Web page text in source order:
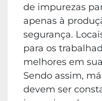
de impurezas
apenas à
segurança.
para os
melhores em
Sendo assim,
devem ser